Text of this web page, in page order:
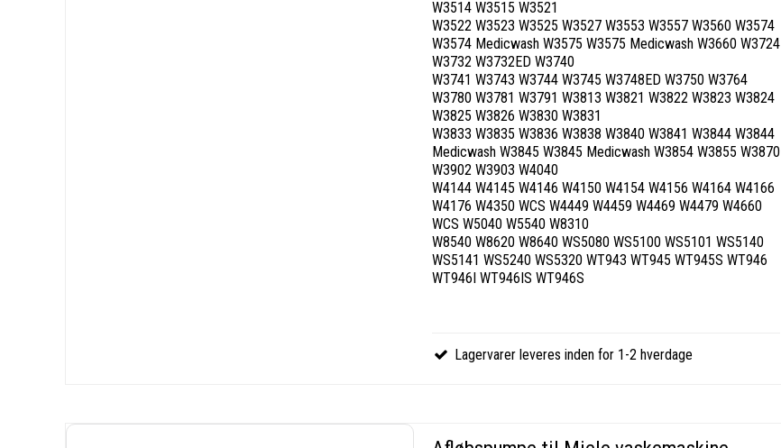
W3514 W3515 W3521
W3522 W3523 W3525 W3527 W3553 W3557 W3560 W3574
W3574 Medicwash W3575 W3575 Medicwash W3660 W3724
W3732 W3732ED W3740
W3741 W3743 W3744 W3745 W3748ED W3750 W3764
W3780 W3781 W3791 W3813 W3821 W3822 W3823 W3824
W3825 W3826 W3830 W3831
W3833 W3835 W3836 W3838 W3840 W3841 W3844 W3844
Medicwash W3845 W3845 Medicwash W3854 W3855 W3870
W3902 W3903 W4040
W4144 W4145 W4146 W4150 W4154 W4156 W4164 W4166
W4176 W4350 WCS W4449 W4459 W4469 W4479 W4660
WCS W5040 W5540 W8310
W8540 W8620 W8640 WS5080 WS5100 WS5101 WS5140
WS5141 WS5240 WS5320 WT943 WT945 WT945S WT946
WT946I WT946IS WT946S
Lagervarer leveres inden for 1-2 hverdage